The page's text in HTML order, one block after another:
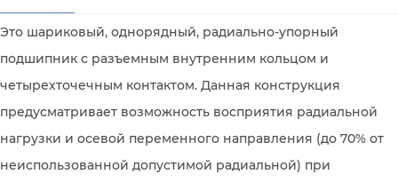
Это шариковый, однорядный, радиально-упорный
подшипник с разъемным внутренним кольцом и
четырехточечным контактом. Данная конструкция
предусматривает возможность восприятия радиальной
нагрузки и осевой переменного направления (до 70% от
неиспользованной допустимой радиальной) при